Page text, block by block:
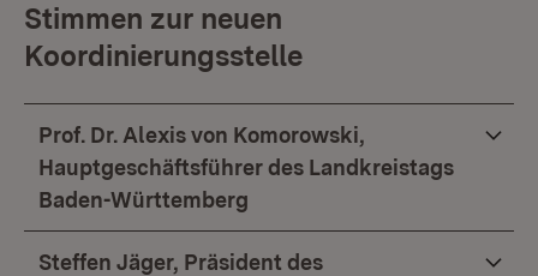
Stimmen zur neuen
Koordinierungsstelle
Prof. Dr. Alexis von Komorowski,
Hauptgeschäftsführer des Landkreistags
Baden-Württemberg
Steffen Jäger, Präsident des